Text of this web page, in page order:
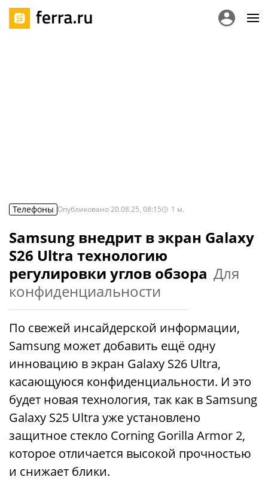
Телефоны Опубликовано20.08.25, 08:15 1 м.
Samsung внедрит в экран Galaxy
S26 Ultra технологию
регулировки углов обзора Для
конфиденциальности
По свежей инсайдерской информации,
Samsung может добавить ещё одну
инновацию в экран Galaxy S26 Ultra,
касающуюся конфиденциальности. И это
будет новая технология, так как в Samsung
Galaxy S25 Ultra уже установлено
защитное стекло Corning Gorilla Armor 2,
которое отличается высокой прочностью
и снижает блики.